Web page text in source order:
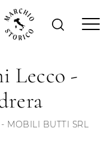
Lecco -
- MOBILI BUTTI SRL